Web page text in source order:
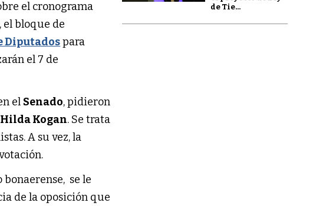
el cronograma
, el bloque de
Diputadospara
el 7 de
el Senado, pidieron
Hilda Kogan. Se trata
A su vez, la
se le
de la oposición que
de Tie...